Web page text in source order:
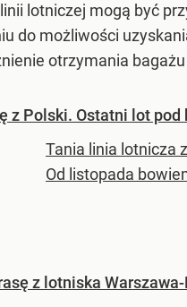
lotniczej mogą być
do możliwości
otrzymania
z Polski. Ostatni lot
Tania linia lotnicza
Od listopada
z lotniska